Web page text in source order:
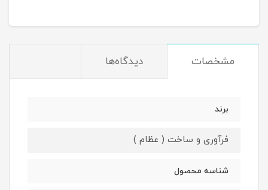
مشخصات دیدگاه‌ها
برند
فرآوری و ساخت ( عظام )
شناسه محصول